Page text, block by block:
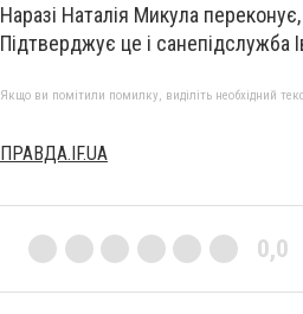
Наразі Наталія Микула
Підтверджує це і санепідслужба
Якщо ви помітили помилку, виділіть необхідний
ПРАВДА.IF.UA
0,0